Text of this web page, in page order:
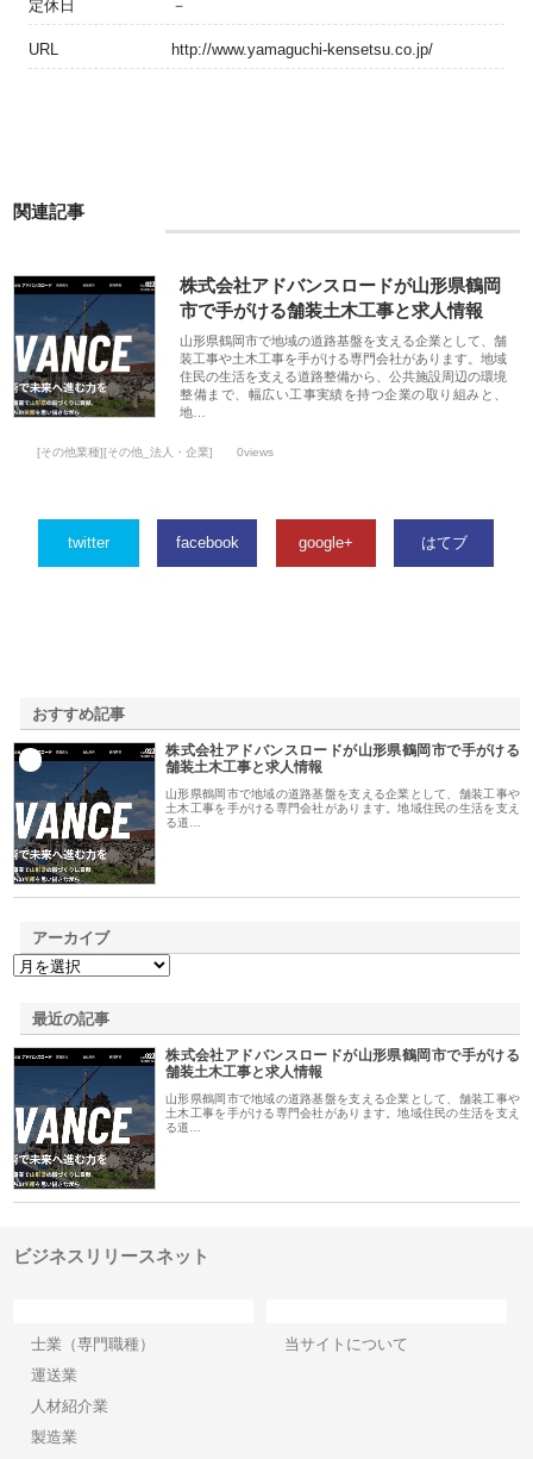
定休日 －
URL http://www.yamaguchi-kensetsu.co.jp/
関連記事
株式会社アドバンスロードが山形県鶴岡
市で手がける舗装土木工事と求人情報
山形県鶴岡市で地域の道路基盤を支える企業として、舗
装工事や土木工事を手がける専門会社があります。地域
住民の生活を支える道路整備から、公共施設周辺の環境
整備まで、幅広い工事実績を持つ企業の取り組みと、
地…
[その他業種][その他_法人・企業] 0views
twitter facebook google+ はてブ
おすすめ記事
株式会社アドバンスロードが山形県鶴岡市で手がける
舗装土木工事と求人情報
山形県鶴岡市で地域の道路基盤を支える企業として、舗装工事や
土木工事を手がける専門会社があります。地域住民の生活を支え
る道…
アーカイブ
最近の記事
株式会社アドバンスロードが山形県鶴岡市で手がける
舗装土木工事と求人情報
山形県鶴岡市で地域の道路基盤を支える企業として、舗装工事や
土木工事を手がける専門会社があります。地域住民の生活を支え
る道…
ビジネスリリースネット
士業（専門職種）
運送業
人材紹介業
製造業
当サイトについて